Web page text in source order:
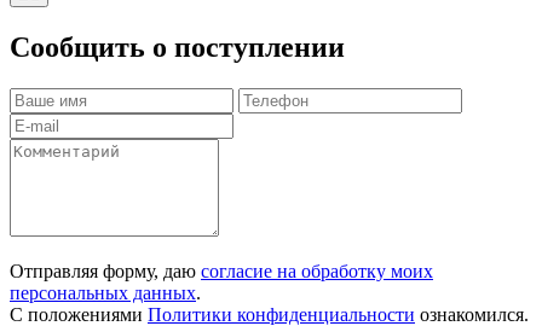
Сообщить о поступлении
Отправляя форму, даю согласие на обработку моих
персональных данных.
С положениями Политики конфиденциальности ознакомился.